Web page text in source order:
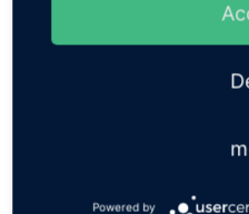
Die Teilnehmerinnen und
Schriften Heinrich
Bellay Gatzlaff –
Thomas Kunst –
Powered by